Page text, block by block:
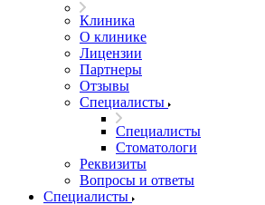
Клиника
О клинике
Лицензии
Партнеры
Отзывы
Специалисты
Специалисты
Стоматологи
Реквизиты
Вопросы и ответы
Специалисты